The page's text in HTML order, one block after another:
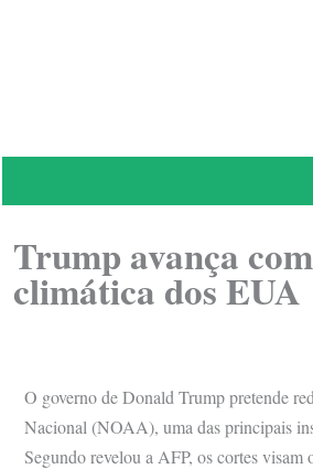
Trump avança
climática dos EUA
O governo de Donald Trump pretende
Nacional (NOAA), uma das principais
Segundo revelou a AFP, os cortes visam